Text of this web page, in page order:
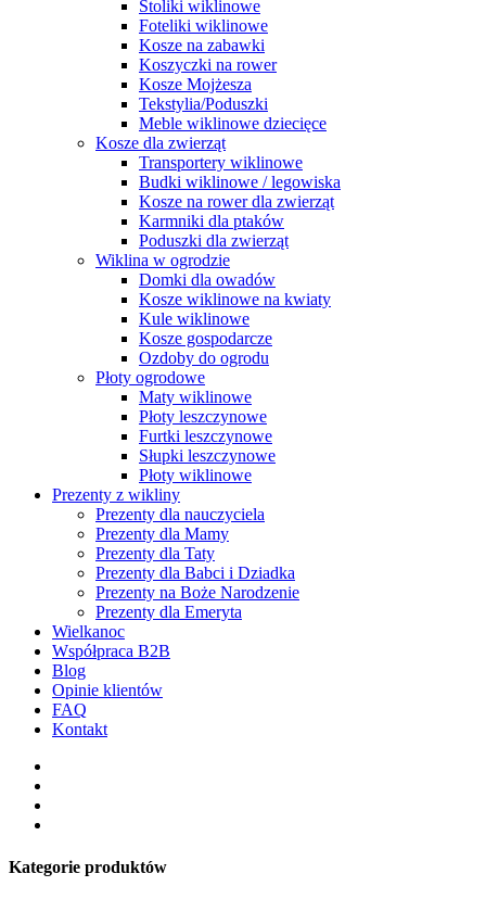
Stoliki wiklinowe
Foteliki wiklinowe
Kosze na zabawki
Koszyczki na rower
Kosze Mojżesza
Tekstylia/Poduszki
Meble wiklinowe dziecięce
Kosze dla zwierząt
Transportery wiklinowe
Budki wiklinowe / legowiska
Kosze na rower dla zwierząt
Karmniki dla ptaków
Poduszki dla zwierząt
Wiklina w ogrodzie
Domki dla owadów
Kosze wiklinowe na kwiaty
Kule wiklinowe
Kosze gospodarcze
Ozdoby do ogrodu
Płoty ogrodowe
Maty wiklinowe
Płoty leszczynowe
Furtki leszczynowe
Słupki leszczynowe
Płoty wiklinowe
Prezenty z wikliny
Prezenty dla nauczyciela
Prezenty dla Mamy
Prezenty dla Taty
Prezenty dla Babci i Dziadka
Prezenty na Boże Narodzenie
Prezenty dla Emeryta
Wielkanoc
Współpraca B2B
Blog
Opinie klientów
FAQ
Kontakt
Kategorie produktów